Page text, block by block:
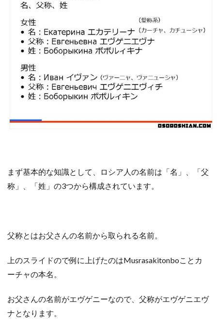
まず基本的な知識として ロシア人の名前は 「名 」 「父
称 」 「姓 」 の3つから構成されています。
父称とはお父さんの名前から取られる名前。
上のスライドので例に上げたのはMusrasakitonboこと カ
ーチャの本名 。
お父さんの名前がエヴゲニーなので、 父称がエヴゲニエヴ
ナとなります。